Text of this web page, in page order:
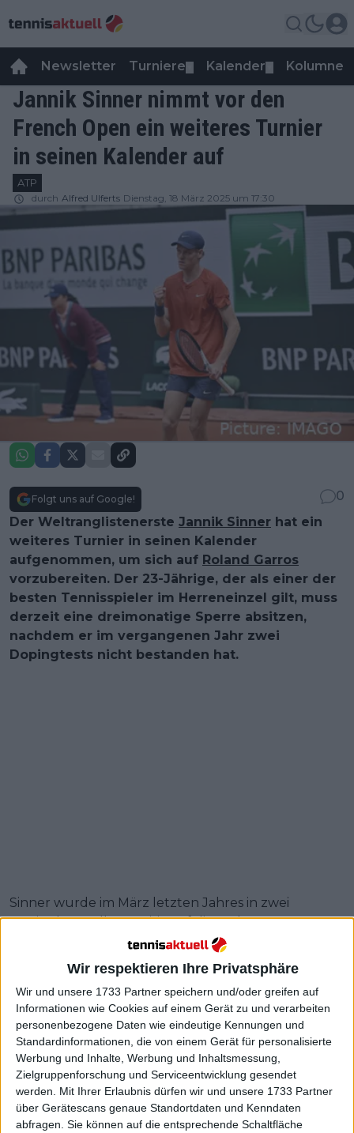
Wir respektieren Ihre Privatsphäre
Wir und unsere 1733 Partner speichern und/oder greifen auf
Informationen wie Cookies auf einem Gerät zu und verarbeiten
personenbezogene Daten wie eindeutige Kennungen und
Standardinformationen, die von einem Gerät für personalisierte
Werbung und Inhalte, Werbung und Inhaltsmessung,
Zielgruppenforschung und Serviceentwicklung gesendet
werden.
Mit Ihrer Erlaubnis dürfen wir und unsere 1733 Partner
über Gerätescans genaue Standortdaten und Kenndaten
abfragen. Sie können auf die entsprechende Schaltfläche
Newsletter Turniere Kalender Kolumnen
Jannik Sinner nimmt vor den
French Open ein weiteres Turnier
in seinen Kalender auf
ATP
durch Alfred Ulferts Dienstag, 18 März 2025 um 17:30
Folgt uns auf Google!
0
Der Weltranglistenerste Jannik Sinner hat ein
weiteres Turnier in seinen Kalender
aufgenommen, um sich auf Roland Garros
vorzubereiten. Der 23-Jährige, der als einer der
besten Tennisspieler im Herreneinzel gilt, muss
derzeit eine dreimonatige Sperre absitzen,
nachdem er im vergangenen Jahr zwei
Dopingtests nicht bestanden hat.
Sinner wurde im März letzten Jahres in zwei
Dopingkontrollen positiv auf die verbotene
Substanz Clostebol getestet, entging aber einer
(ITIA) ihn nach einer ausführlichen Anhörung für
unschuldig erklärte, in der sein Anwalt behauptete,
die Substanz sei in der Probe des Spielers vorhanden
gewesen, weil ein Mitglied des Trainerstabs eine
Creme zur Behandlung einer Verletzung erhalten
habe.
DieWADAhatte gegen das Urteil derITIAvor dem
Court of Arbitration for Sport (CAS) Berufung